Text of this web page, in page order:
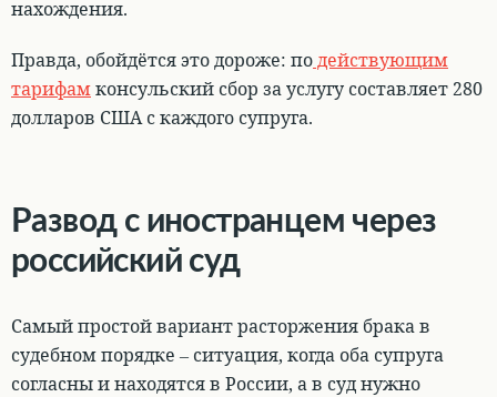
нахождения.
Правда, обойдётся это дороже: подействующим
тарифамконсульский сбор за услугу составляет 280
долларов США с каждого супруга.
Развод с иностранцем через
российский суд
Самый простой вариант расторжения брака в
судебном порядке – ситуация, когда оба супруга
согласны и находятся в России, а в суд нужно